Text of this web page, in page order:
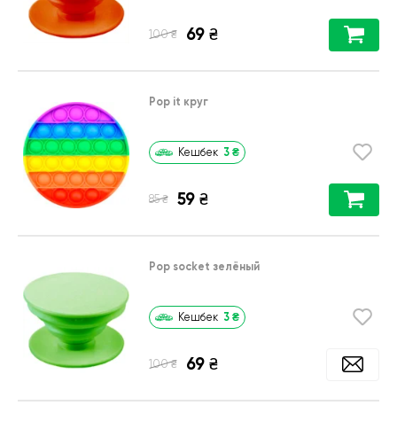
100 ₴ 69 ₴
Pop it круг
Кешбек 3 ₴
85 ₴ 59 ₴
Pop socket зелёный
Кешбек 3 ₴
100 ₴ 69 ₴